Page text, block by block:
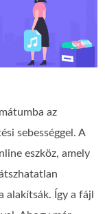
az
sebességgel. A
eszköz, amely
Így a fájl